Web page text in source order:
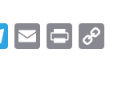
Telegram
Email
Print